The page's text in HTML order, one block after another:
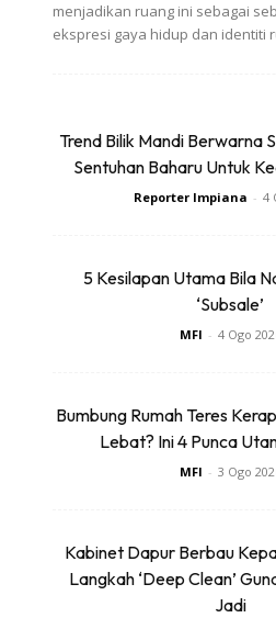
menjadikan ruang ini sebagai
ekspresi gaya hidup dan identiti
Trend Bilik Mandi Berwarna
Sentuhan Baharu Untuk
Reporter Impiana - 4
5 Kesilapan Utama Bila
‘Subsale’
MFI - 4 Ogo
Bumbung Rumah Teres
Lebat? Ini 4 Punca
MFI - 3 Ogo
Kabinet Dapur Berbau
Langkah ‘Deep Clean’
Jadi